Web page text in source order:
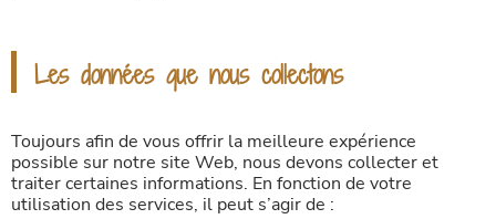
Les données que nous collectons
Toujours afin de vous offrir la meilleure expérience
possible sur notre site Web, nous devons collecter et
traiter certaines informations. En fonction de votre
utilisation des services, il peut s’agir de :